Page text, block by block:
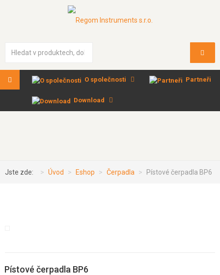
O společnosti Partneři
Download
Jste zde: Úvod Eshop Čerpadla Pístové čerpadla BP6
Pístové čerpadla BP6